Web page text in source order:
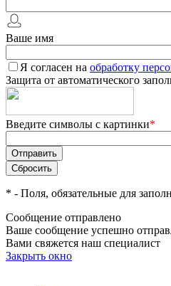
Ваше имя
Я согласен на обработку
Защита от автоматического
Введите символы с картинки*
* - Поля, обязательные для
Сообщение отправлено
Ваше сообщение успешно
Вами свяжется наш специалист
Закрыть окно